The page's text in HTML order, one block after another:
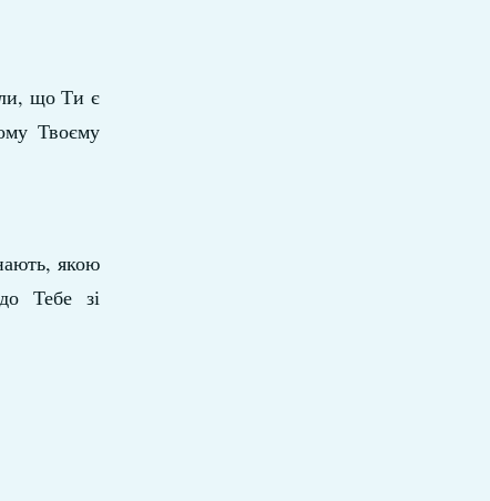
що Ти є
Твоєму
якою
Тебе зі